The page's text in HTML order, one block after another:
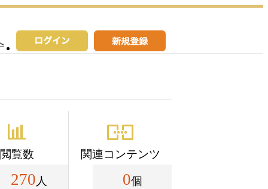
閲覧数
270 人
関連コンテンツ
0個